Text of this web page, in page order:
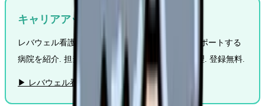
キャリアアップ可能な職場を探す
レバウェル看護は認定・専門・管理職ルートをサポートする
病院を紹介. 担当者が教育体制と昇進ルートを整理. 登録無料.
▶ レバウェル看護に無料相談する